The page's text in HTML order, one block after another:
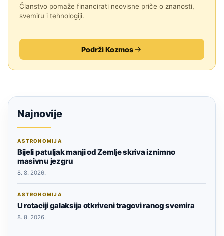
Članstvo pomaže financirati neovisne priče o znanosti,
svemiru i tehnologiji.
Podrži Kozmos
Najnovije
ASTRONOMIJA
Bijeli patuljak manji od Zemlje skriva iznimno
masivnu jezgru
8. 8. 2026.
ASTRONOMIJA
U rotaciji galaksija otkriveni tragovi ranog svemira
8. 8. 2026.